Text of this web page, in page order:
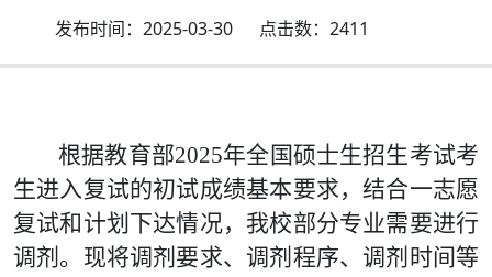
2025-03-30 2411
根据教育部2025年全国硕士生招生考试考
生进入复试的初试成绩基本要求，结合一志愿
复试和计划下达情况，我校部分专业需要进行
调剂。现将调剂要求、调剂程序、调剂时间等